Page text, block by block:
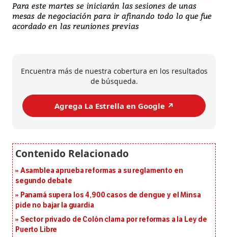
Para este martes se iniciarán las sesiones de unas
mesas de negociación para ir afinando todo lo que fue
acordado en las reuniones previas
Encuentra más de nuestra cobertura en los resultados
de búsqueda.
Agrega La Estrella en Google ↗️
Asamblea aprueba reformas a su reglamento en
segundo debate
Panamá supera los 4,900 casos de dengue y el Minsa
pide no bajar la guardia
Sector privado de Colón clama por reformas a la Ley de
Puerto Libre